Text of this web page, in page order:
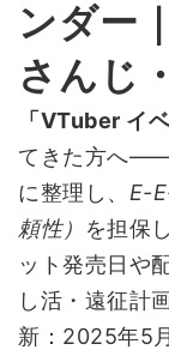
ンダー
さんじ
「VTuber イ
てきた方へ――
に整理し、 E-
頼性）
を担保
ット発売日や
し活・遠征計
新：2025年5